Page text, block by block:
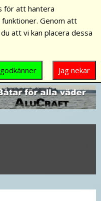
för att hantera
Genom att
att vi kan placera dessa
Jag nekar
godkänner